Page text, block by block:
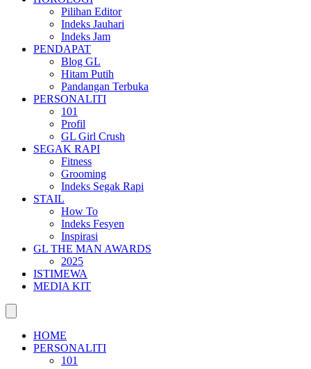
Pilihan Editor
Indeks Jauhari
Indeks Jam
PENDAPAT
Blog GL
Hitam Putih
Pandangan Terbuka
PERSONALITI
101
Profil
GL Girl Crush
SEGAK RAPI
Fitness
Grooming
Indeks Segak Rapi
STAIL
How To
Indeks Fesyen
Inspirasi
GL THE MAN AWARDS
2025
ISTIMEWA
MEDIA KIT
HOME
PERSONALITI
101